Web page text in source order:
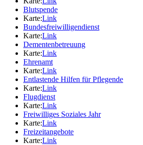
Blutspende
Karte:Link
Bundesfreiwilligendienst
Karte:Link
Dementenbetreuung
Karte:Link
Ehrenamt
Karte:Link
Entlastende Hilfen für Pflegende
Karte:Link
Flugdienst
Karte:Link
Freiwilliges Soziales Jahr
Karte:Link
Freizeitangebote
Karte:Link